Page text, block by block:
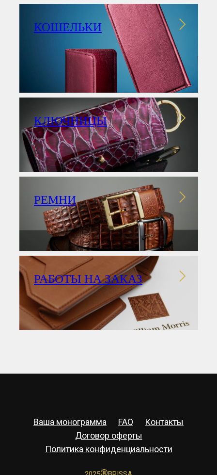
КОШЕЛЬКИ
КЛЮЧНИЦЫ
РЕМНИ
РАБОТЫ НА ЗАКАЗ
Ваша монограмма FAQ
Контакты
Договор оферты
Политика конфиденциальности